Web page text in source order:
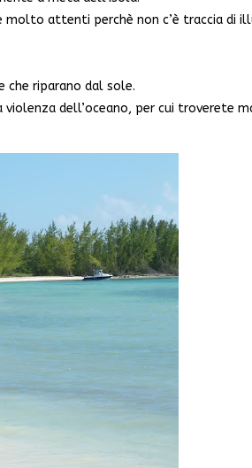
attenti perchè non c’è traccia di
che riparano dal sole.
dell’oceano, per cui troverete